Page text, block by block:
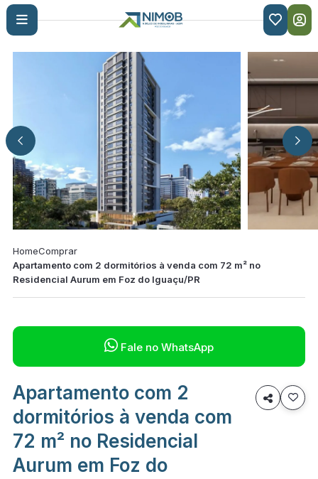

HomeComprar
Apartamento com 2 dormitórios à venda com 72 m² no
Residencial Aurum em Foz do Iguaçu/PR
 Fale no WhatsApp
Apartamento com 2
dormitórios à venda com
72 m² no Residencial
Aurum em Foz do
